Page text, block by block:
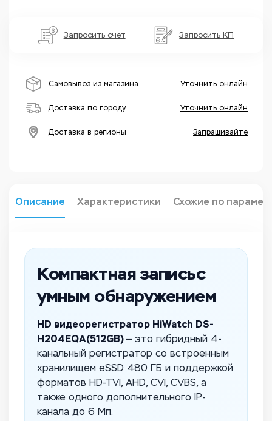
Запросить счет Запросить КП
Самовывоз из магазина Уточнить онлайн
Доставка по городу Уточнить онлайн
Доставка в регионы Запрашивайте
Описание Характеристики Схожие по
Компактная записьс
умным обнаружением
HD видеорегистратор HiWatch DS-
H204EQA(512GB) — это гибридный 4-
канальный регистратор со встроенным
хранилищем eSSD 480 ГБ и поддержкой
форматов HD-TVI, AHD, CVI, CVBS, а
также одного дополнительного IP-
канала до 6 Мп.